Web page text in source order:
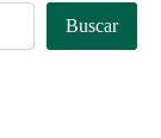
Buscar